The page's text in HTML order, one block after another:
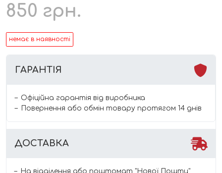
850 грн.
немає в наявності
ГАРАНТІЯ
Офіційна гарантія від виробника
Повернення або обмін товару протягом 14 днів
ДОСТАВКА
На відділення або поштомат "Нової Пошти"